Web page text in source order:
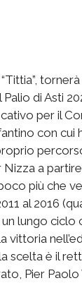
di Asti
per il
con cui
a partire
più che
al 2016
lungo ciclo
vittoria
scelta è il
Pier Paolo